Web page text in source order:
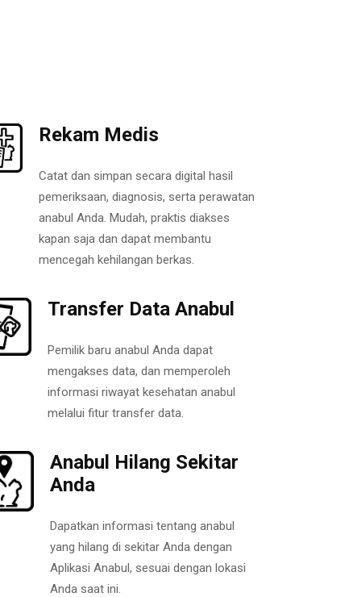
Rekam Medis
Catat dan simpan secara digital hasil
pemeriksaan, diagnosis, serta perawatan
anabul Anda. Mudah, praktis diakses
kapan saja dan dapat membantu
mencegah kehilangan berkas.
Transfer Data Anabul
Pemilik baru anabul Anda dapat
mengakses data, dan memperoleh
informasi riwayat kesehatan anabul
melalui fitur transfer data.
Anabul Hilang Sekitar
Anda
Dapatkan informasi tentang anabul
yang hilang di sekitar Anda dengan
Aplikasi Anabul, sesuai dengan lokasi
Anda saat ini.